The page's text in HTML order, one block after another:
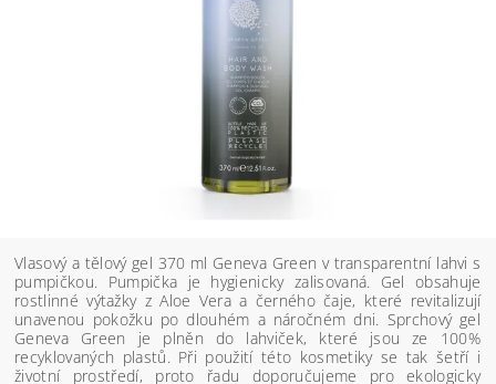
Vlasový a tělový gel 370 ml Geneva Green v transparentní lahvi s
pumpičkou. Pumpička je hygienicky zalisovaná. Gel obsahuje
rostlinné výtažky z Aloe Vera a černého čaje, které revitalizují
unavenou pokožku po dlouhém a náročném dni. Sprchový gel
Geneva Green je plněn do lahviček, které jsou ze 100%
recyklovaných plastů. Při použití této kosmetiky se tak šetří i
životní prostředí, proto řadu doporučujeme pro ekologicky